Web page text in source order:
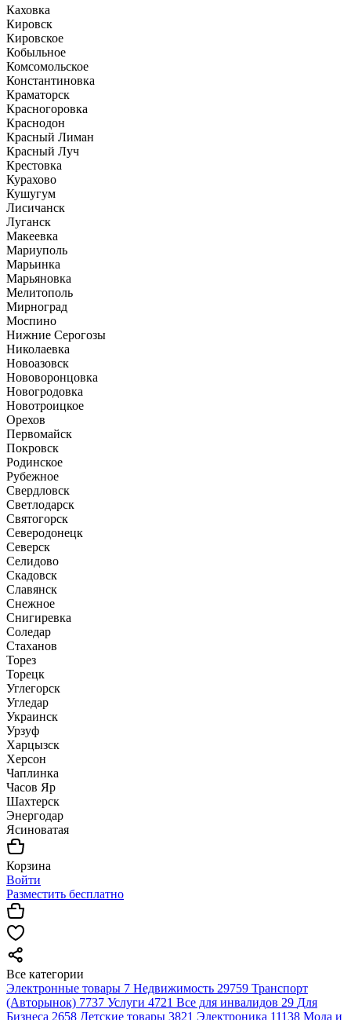
Каховка
Кировск
Кировское
Кобыльное
Комсомольское
Константиновка
Краматорск
Красногоровка
Краснодон
Красный Лиман
Красный Луч
Крестовка
Курахово
Кушугум
Лисичанск
Луганск
Макеевка
Мариуполь
Марьинка
Марьяновка
Мелитополь
Мирноград
Моспино
Нижние Серогозы
Николаевка
Новоазовск
Нововоронцовка
Новогродовка
Новотроицкое
Орехов
Первомайск
Покровск
Родинское
Рубежное
Свердловск
Светлодарск
Святогорск
Северодонецк
Северск
Селидово
Скадовск
Славянск
Снежное
Снигиревка
Соледар
Стаханов
Торез
Торецк
Углегорск
Угледар
Украинск
Урзуф
Харцызск
Херсон
Чаплинка
Часов Яр
Шахтерск
Энергодар
Ясиноватая
Корзина
Войти
Разместить бесплатно
Все категории
Электронные товары 7 Недвижимость 29759 Транспорт
(Авторынок) 7737 Услуги 4721 Все для инвалидов 29 Для
Бизнеса 2658 Детские товары 3821 Электроника 11138 Мода и